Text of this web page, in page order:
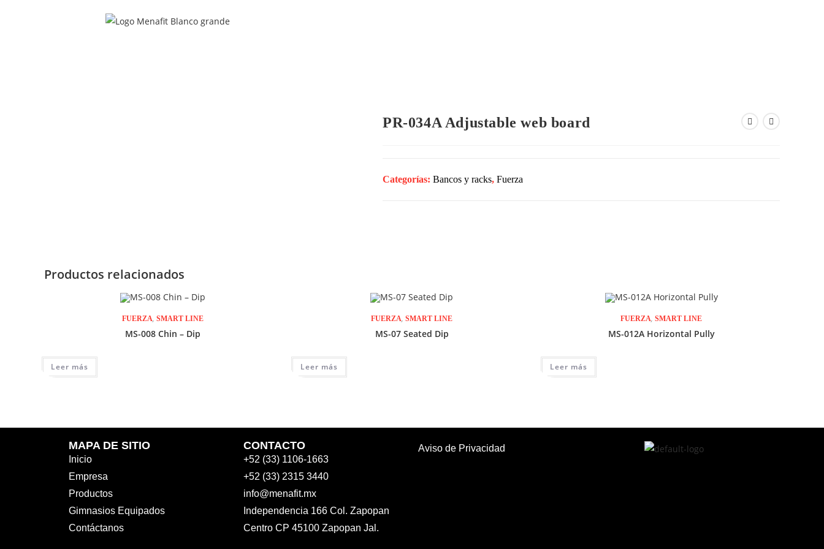
PR-034A Adjustable web board
Categorías: Bancos y racks, Fuerza
Productos relacionados
FUERZA, SMART LINE
MS-008 Chin – Dip
Leer más
FUERZA,SMART LINE
MS-07 Seated Dip
Leer más
FUERZA,SMART LINE
MS-012A Horizontal Pully
Leer más
MAPA DE SITIO
Inicio
Empresa
Productos
Gimnasios Equipados
Contáctanos
CONTACTO
+52 (33) 1106-1663
+52 (33) 2315 3440
info@menafit.mx
Independencia 166 Col. Zapopan
Centro CP 45100 Zapopan Jal.
Aviso de Privacidad